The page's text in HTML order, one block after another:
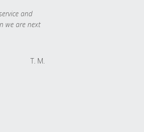
and
we are next
T. M.